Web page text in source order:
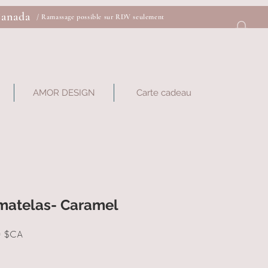
/ Ramassage possible sur RDV seulement
AMOR DESIGN Carte cadeau
Caramel
$CAPrix